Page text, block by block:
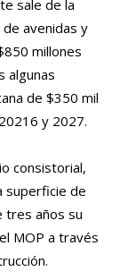
sale de la
de avenidas y
millones
algunas
de $350 mil
y 2027.
consistorial,
superficie de
tres años su
MOP a través